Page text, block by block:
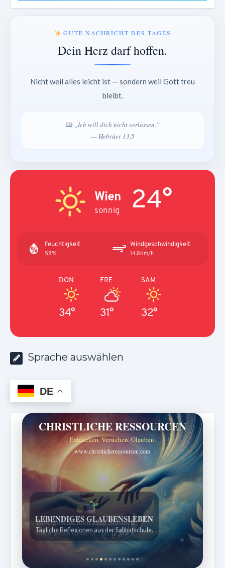
GUTE NACHRICHT DES TAGES
Dein Herz darf hoffen.
Nicht weil alles leicht ist — sondern weil Gott treu
bleibt.
„Ich will dich nicht verlassen.“
— Hebräer 13,5
Wien
sonnig 24°
Feuchtigkeit
58%
Windgeschwindigkeit
14.8Km/h
DON
34°
FRE
31°
SAM
32°
Sprache auswählen
DE
CHRISTLICHE RESSOURCEN
Entdecken. Verstehen. Glauben.
www.christlicheressourcen.com
Bibelgeschichten zum Staunen
Kindergeschichten für 7 bis 12 Jahre.